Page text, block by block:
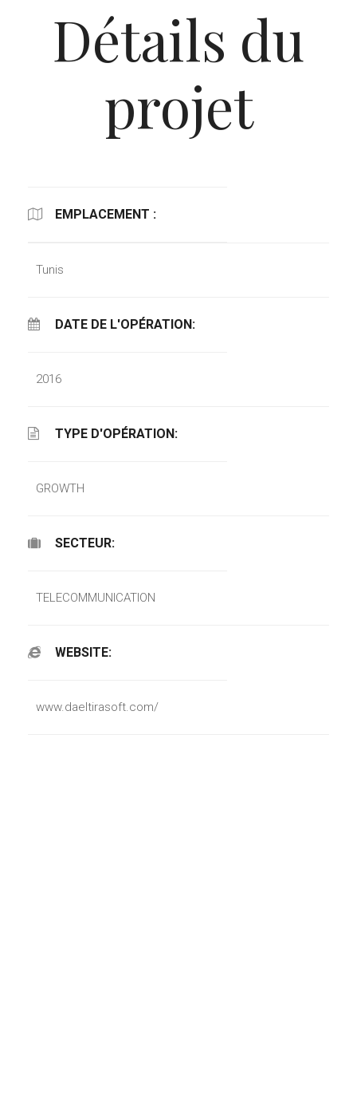
Détails du
projet
EMPLACEMENT :
Tunis
DATE DE L'OPÉRATION:
2016
TYPE D'OPÉRATION:
GROWTH
SECTEUR:
TELECOMMUNICATION
WEBSITE:
www.daeltirasoft.com/